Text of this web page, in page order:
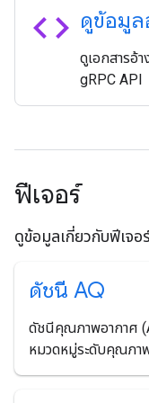
code ดูข้อมูล
ดูเอกสารอ้
gRPC API
ฟีเจอร์
ดูข้อมูลเกี่ยวกับฟีเจอ
ดัชนี AQ
ดัชนีคุณภาพอากาศ
หมวดหมู่ระดับคุณภา